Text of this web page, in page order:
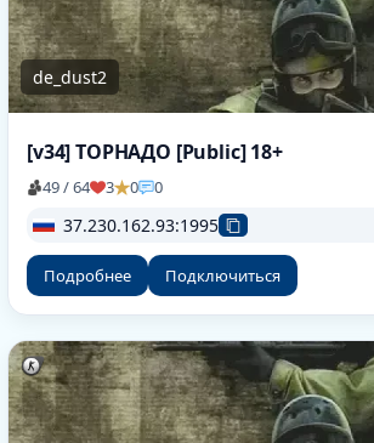
de_dust2
[v34] ТОРНАДО [Public] 18+
49 / 64 3 0 0
37.230.162.93:1995
Подробнее Подключиться